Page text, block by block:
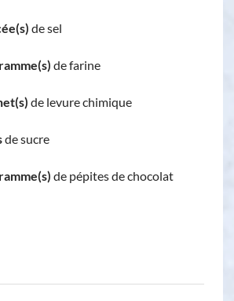
de sel
de farine
de levure chimique
de sucre
de pépites de chocolat